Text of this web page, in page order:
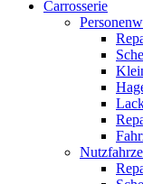
Carrosserie